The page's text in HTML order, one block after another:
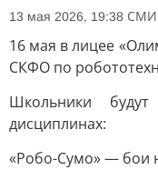
13 мая 2026, 19:38 СМИ
16 мая в лицее
СКФО по
Школьники будут
дисциплинах:
«Робо-Сумо» — бои